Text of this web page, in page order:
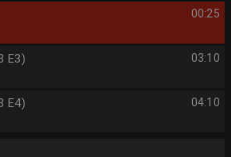
00:25
03:10
E3)
04:10
E4)